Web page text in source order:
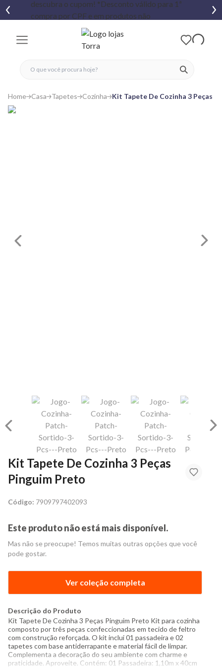
ver
fechar menu
fechar menu
favoritos
Home Casa Tapetes Cozinha Kit Tapete De Cozinha 3 Peças
Kit Tapete De Cozinha 3 Peças
Pinguim Preto
Código: 7909797402093
Este produto não está mais disponível.
Mas não se preocupe! Temos muitas outras opções que você
pode gostar.
Ver coleção completa
Descrição do Produto
Kit Tapete De Cozinha 3 Peças Pinguim Preto Kit para cozinha
composto por três peças confeccionadas em tecido de feltro
com construção reforçada. O kit inclui 01 passadeira e 02
tapetes com base antiderrapante e material fácil de limpar.
Complementa a decoração do seu ambiente com charme e
praticidade. Aproveite. Contém: 01 Passadeira: 1,10m x 40cm